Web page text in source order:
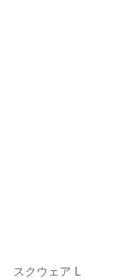
スクウェア L